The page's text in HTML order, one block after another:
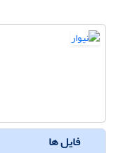
فایل ها